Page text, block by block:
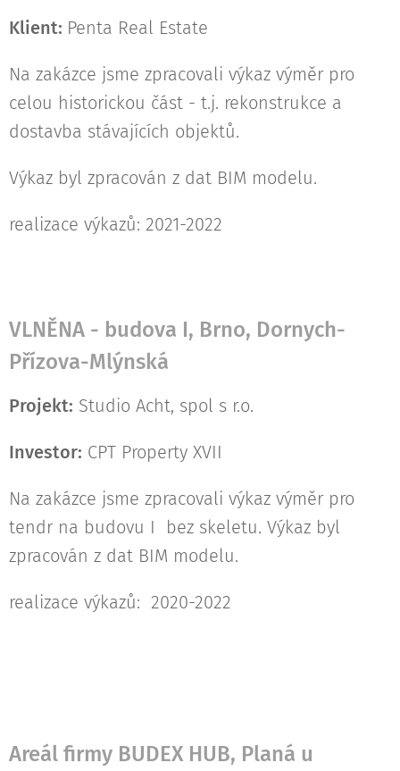
Klient: Penta Real Estate
Na zakázce jsme zpracovali výkaz výměr pro
celou historickou část - t.j. rekonstrukce a
dostavba stávajících objektů.
Výkaz byl zpracován z dat BIM modelu.
realizace výkazů: 2021-2022
VLNĚNA - budova I, Brno, Dornych-
Přízova-Mlýnská
Projekt: Studio Acht, spol s r.o.
Investor: CPT Property XVII
Na zakázce jsme zpracovali výkaz výměr pro
tendr na budovu I bez skeletu. Výkaz byl
zpracován z dat BIM modelu.
realizace výkazů: 2020-2022
Areál firmy BUDEX HUB, Planá u